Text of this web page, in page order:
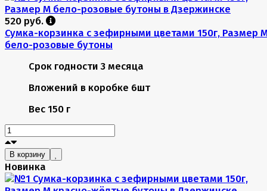
520 руб.
Сумка-корзинка с зефирными цветами 150г, Размер
бело-розовые бутоны
Срок годности 3 месяца
Вложений в коробке 6шт
Вес 150 г
В корзину
Новинка